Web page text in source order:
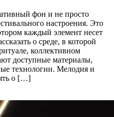
фон и не просто
настроения. Это
каждый элемент несет
о среде, в которой
коллективном
доступные материалы,
технологии. Мелодия и
о […]